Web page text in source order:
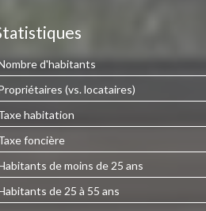
Statistiques
d'habitants
(vs. locataires)
habitation
foncière
de moins de 25 ans
de 25 à 55 ans